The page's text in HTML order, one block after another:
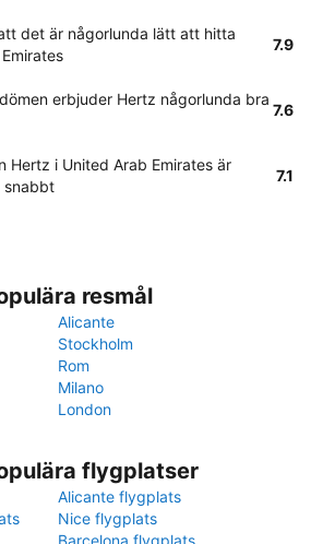
det är någorlunda lätt att hitta
7.9
erbjuder Hertz någorlunda bra
7.6
Hertz i United Arab Emirates är
snabbt
7.1
resmål
Alicante
Stockholm
Rom
Milano
London
flygplatser
Alicante flygplats
Nice flygplats
Barcelona flygplats